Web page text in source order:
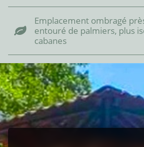
Emplacement ombragé
entouré de palmiers, plus
cabanes